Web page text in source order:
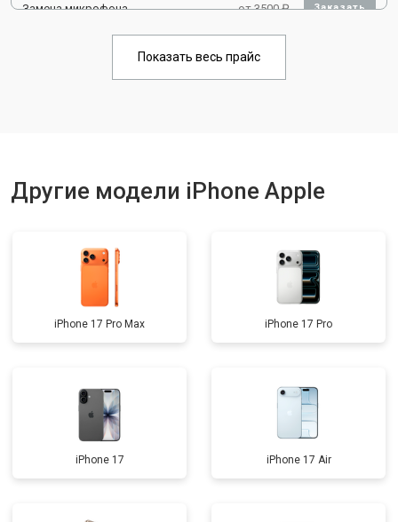
Замена микрофона от 3500 ₽ Заказать
от 3500 ₽
Показать весь прайс
Другие модели iPhone Apple
iPhone 17 Pro Max iPhone 17 Pro
iPhone 17 iPhone 17 Air